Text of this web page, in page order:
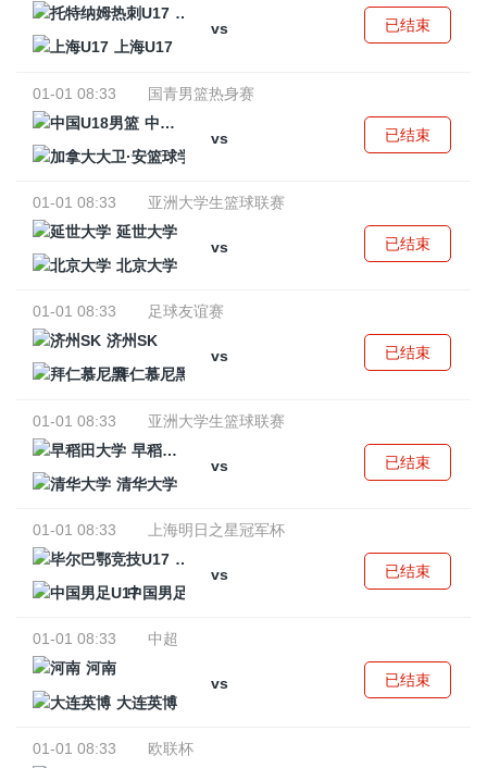
托特纳姆热刺U17
vs
上海U17
已结束
01-01 08:33
国青男篮热身赛
中国U18男篮
vs
已结束
01-01 08:33
亚洲大学生篮球联赛
延世大学
vs
北京大学
已结束
01-01 08:33
足球友谊赛
济州SK
vs
拜仁慕尼黑
已结束
01-01 08:33
亚洲大学生篮球联赛
早稻田大学
vs
清华大学
已结束
01-01 08:33
上海明日之星冠军杯
毕尔巴鄂竞技U17
vs
中国男足U17
已结束
01-01 08:33
中超
河南
vs
大连英博
已结束
01-01 08:33
欧联杯